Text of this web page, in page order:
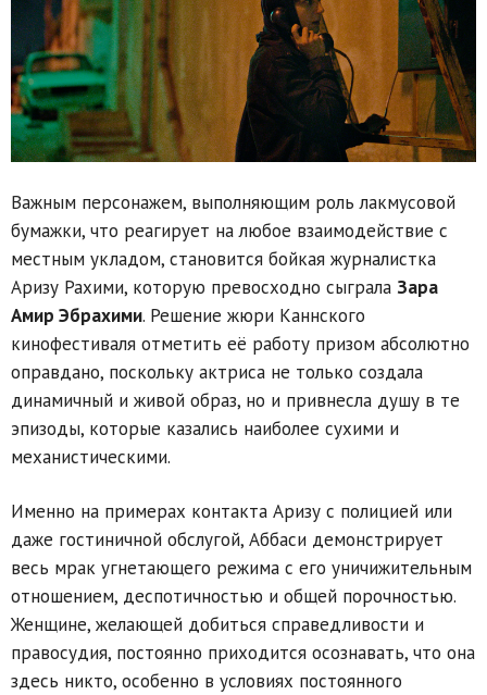
Важным персонажем, выполняющим роль лакмусовой
бумажки, что реагирует на любое взаимодействие с
местным укладом, становится бойкая журналистка
Аризу Рахими, которую превосходно сыграла Зара
Амир Эбрахими. Решение жюри Каннского
кинофестиваля отметить её работу призом абсолютно
оправдано, поскольку актриса не только создала
динамичный и живой образ, но и привнесла душу в те
эпизоды, которые казались наиболее сухими и
механистическими.
Именно на примерах контакта Аризу с полицией или
даже гостиничной обслугой, Аббаси демонстрирует
весь мрак угнетающего режима с его уничижительным
отношением, деспотичностью и общей порочностью.
Женщине, желающей добиться справедливости и
правосудия, постоянно приходится осознавать, что она
здесь никто, особенно в условиях постоянного